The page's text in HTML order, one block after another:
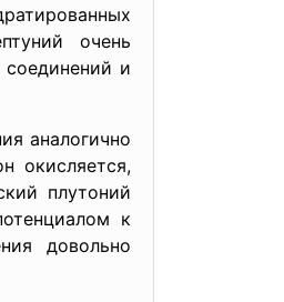
очень
и
аналогично
окисляется,
плутоний
к
довольно